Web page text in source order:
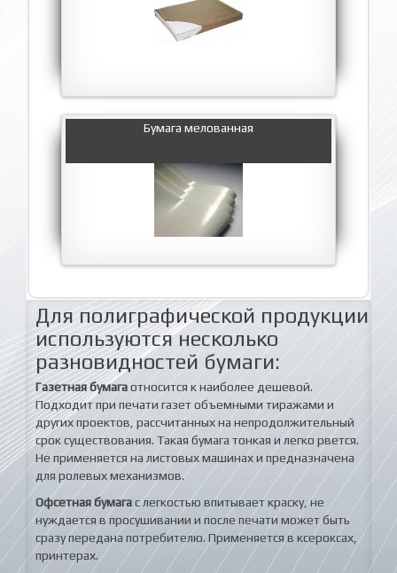
Бумага мелованная
Для полиграфической продукции
используются несколько
разновидностей бумаги:
Газетная бумагаотносится к наиболее дешевой.
Подходит при печати газет объемными тиражами и
других проектов, рассчитанных на непродолжительный
срок существования. Такая бумага тонкая и легко рвется.
Не применяется на листовых машинах и предназначена
для ролевых механизмов.
Офсетная бумагас легкостью впитывает краску, не
нуждается в просушивании и после печати может быть
сразу передана потребителю. Применяется в ксероксах,
принтерах.